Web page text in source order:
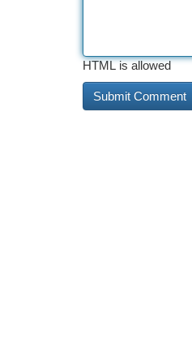
HTML is allowed